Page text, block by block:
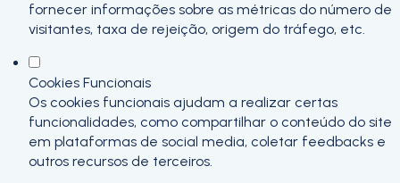
fornecer informações sobre as métricas do número de
visitantes, taxa de rejeição, origem do tráfego, etc.
Cookies Funcionais
Os cookies funcionais ajudam a realizar certas
funcionalidades, como compartilhar o conteúdo do site
em plataformas de social media, coletar feedbacks e
outros recursos de terceiros.